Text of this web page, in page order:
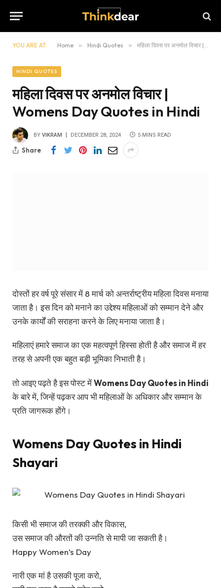
YOU ARE AT: Home » Hindi Quotes » महिला दिवस पर अनमोल विचार | Womens Day Quotes in Hindi
HINDI QUOTES
महिला दिवस पर अनमोल विचार |
Womens Day Quotes in Hindi
BY VIKRAM DECEMBER 28, 2024 5 MINS READ
Share
दोस्तों हर वर्ष पूरे संसार में 8 मार्च को अन्तर्राष्ट्रीय महिला दिवस मनाया
जाता है। इस दिन को मनाने का उद्देश्य महिलाओं को सम्मान देने और
उनके कार्यों की सराहना करने के लिए मनाया जाता है।
महिलाएं हमारे समाज का एक महत्वपूर्ण हिस्सा होती है और समाज में हर
तरह से अपनी एक बहुत बड़ी भूमिका निभाती है।
तो आइए पढ़ते है इस पोस्ट मेंWomens Day Quotes in Hindi
के बारे में, जिन्हें पढ़कर आप भी महिलाओं के अधिकार और सम्मान के
प्रति जागरूक होंगे।
Womens Day Quotes in Hindi
Shayari
किसी भी समाज की तरक्की और विकास,
उस समाज की औरतों की उन्नति से मापी जा सकती है।
Happy Women’s Day
नारी एक मां है उसकी पूजा करो,